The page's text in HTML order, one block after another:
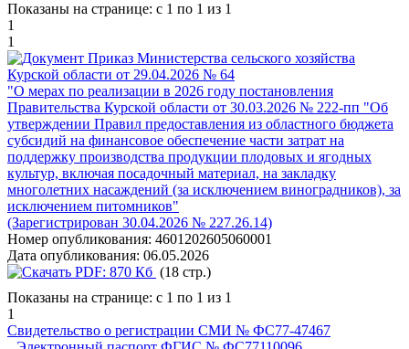
Показаны на странице: с 1 по 1 из 1
1
1
Приказ Министерства сельского хозяйства
Курской области от 29.04.2026 № 64
"О мерах по реализации в 2026 году постановления
Правительства Курской области от 30.03.2026 № 222-пп "Об
утверждении Правил предоставления из областного бюджета
субсидий на финансовое обеспечение части затрат на
поддержку производства продукции плодовых и ягодных
культур, включая посадочный материал, на закладку
многолетних насаждений (за исключением виноградников), за
исключением питомников"
(Зарегистрирован 30.04.2026 № 227.26.14)
Номер опубликования: 4601202605060001
Дата опубликования: 06.05.2026
PDF: 870 Кб (18 стр.)
Показаны на странице: с 1 по 1 из 1
1
Свидетельство о регистрации СМИ № ФС77-47467